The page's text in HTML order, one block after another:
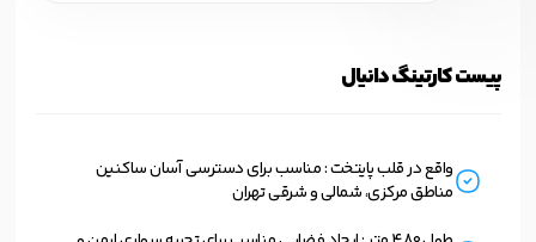
پیست کارتینگ دانیال
واقع در قلب پایتخت : مناسب برای دسترسی آسان ساکنین
مناطق مرکزی، شمالی و شرقی تهران